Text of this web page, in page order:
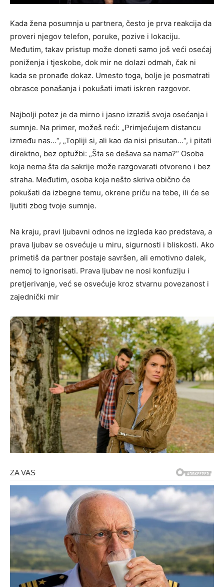
Kada žena posumnja u partnera, često je prva reakcija da
proveri njegov telefon, poruke, pozive i lokaciju.
Međutim, takav pristup može doneti samo još veći osećaj
poniženja i tjeskobe, dok mir ne dolazi odmah, čak ni
kada se pronađe dokaz. Umesto toga, bolje je posmatrati
obrasce ponašanja i pokušati imati iskren razgovor.
Najbolji potez je da mirno i jasno izraziš svoja osećanja i
sumnje. Na primer, možeš reći: „Primjećujem distancu
između nas…“, „Topliji si, ali kao da nisi prisutan…“, i pitati
direktno, bez optužbi: „Šta se dešava sa nama?“ Osoba
koja nema šta da sakrije može razgovarati otvoreno i bez
straha. Međutim, osoba koja nešto skriva obično će
pokušati da izbegne temu, okrene priču na tebe, ili će se
ljutiti zbog tvoje sumnje.
Na kraju, pravi ljubavni odnos ne izgleda kao predstava, a
prava ljubav se osvećuje u miru, sigurnosti i bliskosti. Ako
primetiš da partner postaje savršen, ali emotivno dalek,
nemoj to ignorisati. Prava ljubav ne nosi konfuziju i
pretjerivanje, već se osvećuje kroz stvarnu povezanost i
zajednički mir